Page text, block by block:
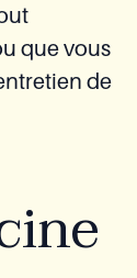
que vous
de